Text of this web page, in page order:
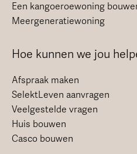
Een kangoeroewoning
Meergeneratiewoning
Hoe kunnen we jou
Afspraak maken
SelektLeven aanvragen
Veelgestelde vragen
Huis bouwen
Casco bouwen